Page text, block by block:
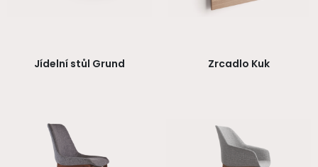
Jídelní stůl Grund Zrcadlo Kuk